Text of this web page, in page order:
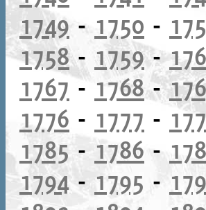
1749- 1750 -
1758- 1759-
1767- 1768-
1776 - 1777 -
1785 -1786 -
1794- 1795 -